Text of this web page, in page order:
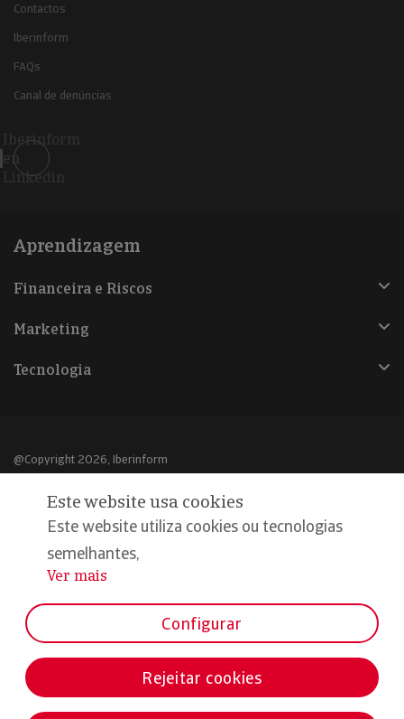
Contactos
Iberinform
FAQs
Canal de denúncias
Iberinform
en
Linkedin
Aprendizagem
Financeira e Riscos
Marketing
Tecnologia
@Copyright 2026, Iberinform
Aviso legal
Política de cookies
Declaração de privacidade
Este website usa cookies
Este website utiliza cookies ou tecnologias
semelhantes,
...
Ver mais
Configurar
Rejeitar cookies